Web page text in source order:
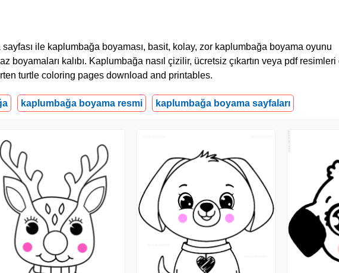
ile kaplumbağa boyaması, basit, kolay, zor kaplumbağa boyama oyunu
boyamaları kalıbı. Kaplumbağa nasıl çizilir, ücretsiz çıkartın veya pdf
turtle coloring pages download and printables.
kaplumbağa boyama resmi kaplumbağa boyama sayfaları